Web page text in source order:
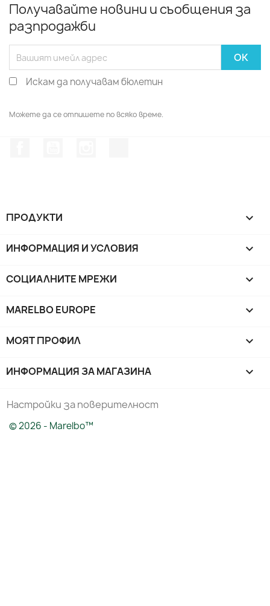
Получавайте новини и съобщения за
разпродажби
Искам да получавам бюлетин
Можете да се отпишете по всяко време.
ПРОДУКТИ 
ИНФОРМАЦИЯ И УСЛОВИЯ 
СОЦИАЛНИТЕ МРЕЖИ 
MARELBO EUROPE 
МОЯТ ПРОФИЛ 
ИНФОРМАЦИЯ ЗА МАГАЗИНА keyboard_arrow_down
Настройки за поверителност
© 2026 - Marelbo™